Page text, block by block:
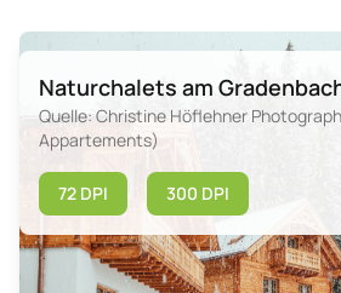
Naturchalets am
Quelle: Christine Höflehner
Appartements)
72 DPI 300 DPI